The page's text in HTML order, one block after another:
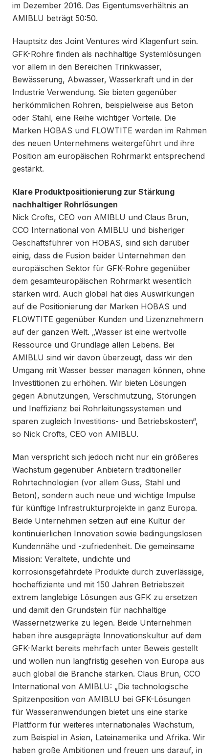
im Dezember 2016. Das Eigentumsverhältnis an
AMIBLU beträgt 50:50.
Hauptsitz des Joint Ventures wird Klagenfurt sein.
GFK-Rohre finden als nachhaltige Systemlösungen
vor allem in den Bereichen Trinkwasser,
Bewässerung, Abwasser, Wasserkraft und in der
Industrie Verwendung. Sie bieten gegenüber
herkömmlichen Rohren, beispielweise aus Beton
oder Stahl, eine Reihe wichtiger Vorteile. Die
Marken HOBAS und FLOWTITE werden im Rahmen
des neuen Unternehmens weitergeführt und ihre
Position am europäischen Rohrmarkt entsprechend
gestärkt.
Klare Produktpositionierung zur Stärkung
nachhaltiger Rohrlösungen
Nick Crofts, CEO von AMIBLU und Claus Brun,
CCO International von AMIBLU und bisheriger
Geschäftsführer von HOBAS, sind sich darüber
einig, dass die Fusion beider Unternehmen den
europäischen Sektor für GFK-Rohre gegenüber
dem gesamteuropäischen Rohrmarkt wesentlich
stärken wird. Auch global hat dies Auswirkungen
auf die Positionierung der Marken HOBAS und
FLOWTITE gegenüber Kunden und Lizenznehmern
auf der ganzen Welt. „Wasser ist eine wertvolle
Ressource und Grundlage allen Lebens. Bei
AMIBLU sind wir davon überzeugt, dass wir den
Umgang mit Wasser besser managen können, ohne
Investitionen zu erhöhen. Wir bieten Lösungen
gegen Abnutzungen, Verschmutzung, Störungen
und Ineffizienz bei Rohrleitungssystemen und
sparen zugleich Investitions- und Betriebskosten“,
so Nick Crofts, CEO von AMIBLU.
Man verspricht sich jedoch nicht nur ein größeres
Wachstum gegenüber Anbietern traditioneller
Rohrtechnologien (vor allem Guss, Stahl und
Beton), sondern auch neue und wichtige Impulse
für künftige Infrastrukturprojekte in ganz Europa.
Beide Unternehmen setzen auf eine Kultur der
kontinuierlichen Innovation sowie bedingungslosen
Kundennähe und -zufriedenheit. Die gemeinsame
Mission: Veraltete, undichte und
korrosionsgefährdete Produkte durch zuverlässige,
hocheffiziente und mit 150 Jahren Betriebszeit
extrem langlebige Lösungen aus GFK zu ersetzen
und damit den Grundstein für nachhaltige
Wassernetzwerke zu legen. Beide Unternehmen
haben ihre ausgeprägte Innovationskultur auf dem
GFK-Markt bereits mehrfach unter Beweis gestellt
und wollen nun langfristig gesehen von Europa aus
auch global die Branche stärken. Claus Brun, CCO
International von AMIBLU: „Die technologische
Spitzenposition von AMIBLU bei GFK-Lösungen
für Wasseranwendungen bietet uns eine starke
Plattform für weiteres internationales Wachstum,
zum Beispiel in Asien, Lateinamerika und Afrika. Wir
haben große Ambitionen und freuen uns darauf, in